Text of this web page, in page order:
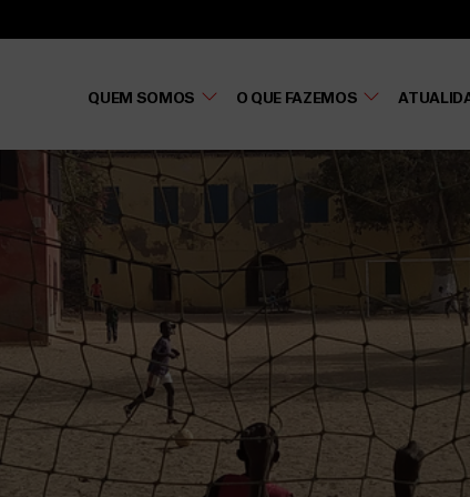
QUEM SOMOS O QUE FAZEMOS